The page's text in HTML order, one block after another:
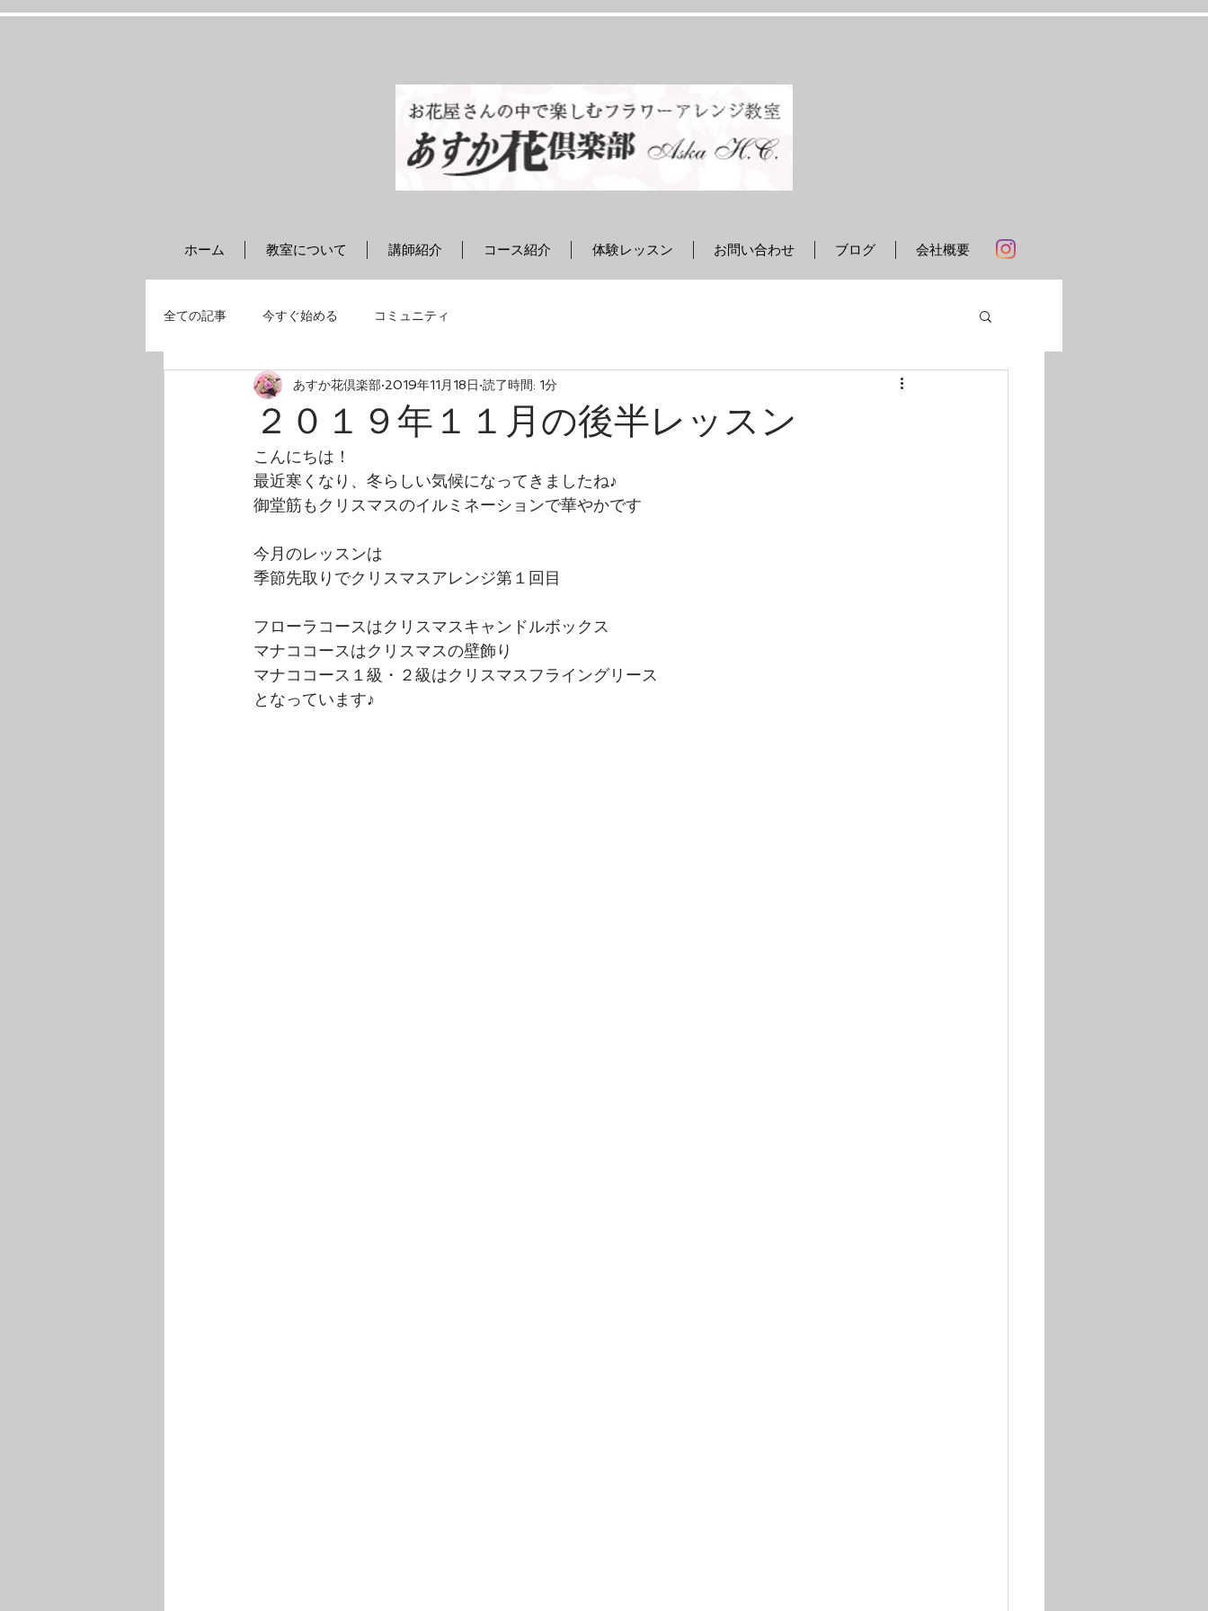
ホーム 教室について 講師紹介 コース紹介 体験レッスン お問い合わせ ブログ 会社概要
全ての記事 今すぐ始める コミュニティ
２０１９年１１月の後半レッスン
あすか花倶楽部 2019年11月18日 読了時間: 1分
こんにちは！
最近寒くなり、冬らしい気候になってきましたね♪
御堂筋もクリスマスのイルミネーションで華やかです
今月のレッスンは
季節先取りでクリスマスアレンジ第１回目
フローラコースはクリスマスキャンドルボックス
マナココースはクリスマスの壁飾り
マナココース１級・２級はクリスマスフライングリース
となっています♪